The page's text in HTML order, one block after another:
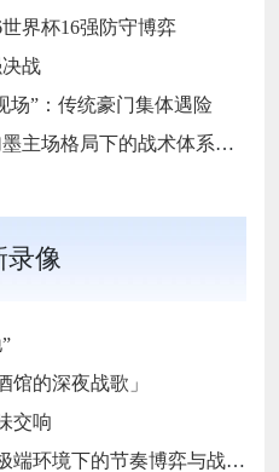
界杯16强防守博弈
战
场”：传统豪门集体遇险
大洋洲首破直通壁垒：美加墨主场格局下的战术体系重构
录像
馆的深夜战歌」
交响
境下的节奏博弈与战术自适应